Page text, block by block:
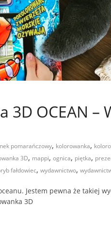
3D OCEAN –
pomarańczowy, kolorowanka,
3D, mappi, ognica, piętka,
fałdowiec, wydawnictwo,
Jestem pewna że takiej
3D